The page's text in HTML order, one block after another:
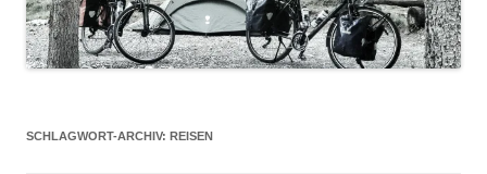
SCHLAGWORT-ARCHIV: REISEN